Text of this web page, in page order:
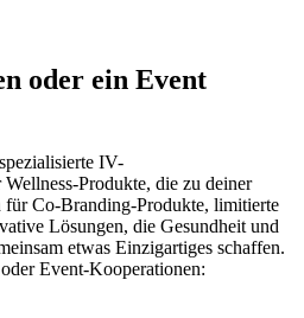
oder ein Event
IV-
Produkte, die zu deiner
für Co-Branding-Produkte, limitierte
Lösungen, die Gesundheit und
etwas Einzigartiges schaffen.
Event-Kooperationen: